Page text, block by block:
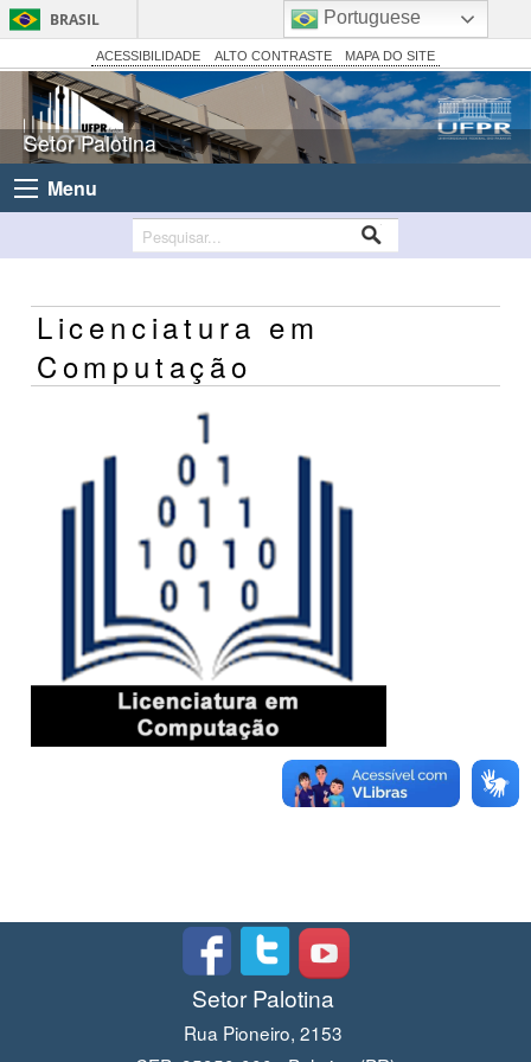
BRASIL
Simplifique!
Comunica BR
Participe
Acesso à informação
Canais
ACESSIBILIDADE ALTO CONTRASTE MAPA DO SITE
Setor Palotina
Menu
Licenciatura em
Computação
Setor Palotina
Rua Pioneiro, 2153
Portuguese